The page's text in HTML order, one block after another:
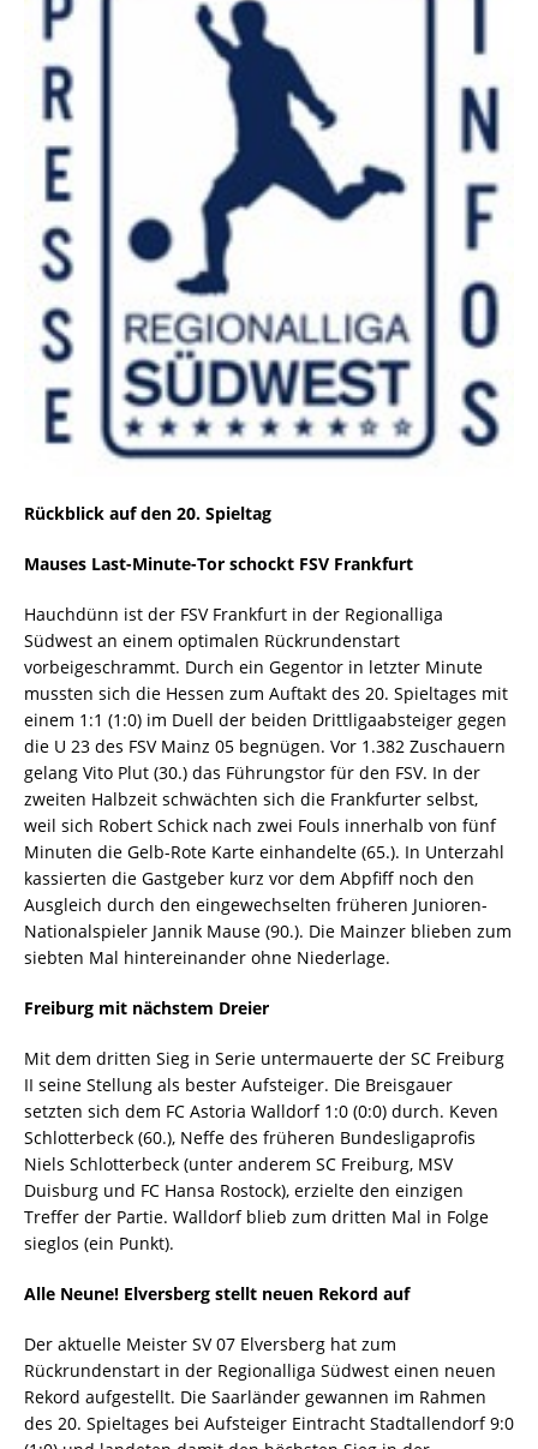
Rückblick auf den 20. Spieltag
Mauses Last-Minute-Tor schockt FSV Frankfurt
Hauchdünn ist der FSV Frankfurt in der Regionalliga
Südwest an einem optimalen Rückrundenstart
vorbeigeschrammt. Durch ein Gegentor in letzter Minute
mussten sich die Hessen zum Auftakt des 20. Spieltages mit
einem 1:1 (1:0) im Duell der beiden Drittligaabsteiger gegen
die U 23 des FSV Mainz 05 begnügen. Vor 1.382 Zuschauern
gelang Vito Plut (30.) das Führungstor für den FSV. In der
zweiten Halbzeit schwächten sich die Frankfurter selbst,
weil sich Robert Schick nach zwei Fouls innerhalb von fünf
Minuten die Gelb-Rote Karte einhandelte (65.). In Unterzahl
kassierten die Gastgeber kurz vor dem Abpfiff noch den
Ausgleich durch den eingewechselten früheren Junioren-
Nationalspieler Jannik Mause (90.). Die Mainzer blieben zum
siebten Mal hintereinander ohne Niederlage.
Freiburg mit nächstem Dreier
Mit dem dritten Sieg in Serie untermauerte der SC Freiburg
II seine Stellung als bester Aufsteiger. Die Breisgauer
setzten sich dem FC Astoria Walldorf 1:0 (0:0) durch. Keven
Schlotterbeck (60.), Neffe des früheren Bundesligaprofis
Niels Schlotterbeck (unter anderem SC Freiburg, MSV
Duisburg und FC Hansa Rostock), erzielte den einzigen
Treffer der Partie. Walldorf blieb zum dritten Mal in Folge
sieglos (ein Punkt).
Alle Neune! Elversberg stellt neuen Rekord auf
Der aktuelle Meister SV 07 Elversberg hat zum
Rückrundenstart in der Regionalliga Südwest einen neuen
Rekord aufgestellt. Die Saarländer gewannen im Rahmen
des 20. Spieltages bei Aufsteiger Eintracht Stadtallendorf 9:0